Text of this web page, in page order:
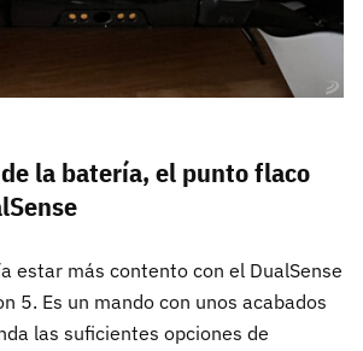
la batería, el punto flaco
estar más contento con el DualSense
5. Es un mando con unos acabados
las suficientes opciones de